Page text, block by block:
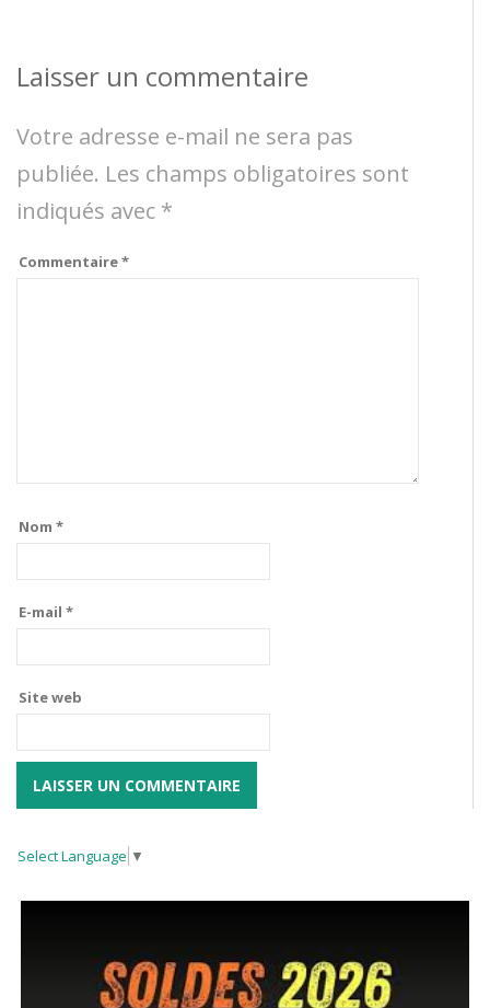
Laisser un commentaire
Votre adresse e-mail ne sera pas
publiée. Les champs obligatoires sont
indiqués avec *
Commentaire*
Nom *
E-mail *
Site web
Select Language ▼